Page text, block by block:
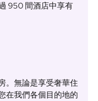
950 間酒店中享有
。無論是享受奢華住
在我們各個目的地的